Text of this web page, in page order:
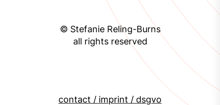
© Stefanie Reling-Burns
all rights reserved
contact / imprint / dsgvo